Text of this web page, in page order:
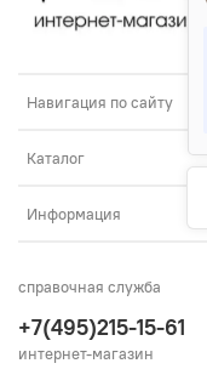
Навигация по сайту
Каталог
Информация
справочная служба
+7(495)215-15-61
интернет-магазин